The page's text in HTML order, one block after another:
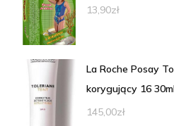
13,90zł
La Roche Posay
korygujący 16
145,00zł